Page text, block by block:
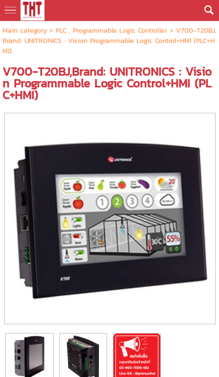
Main category> PLC , Programmable Logic Controller> V700-T20BJ,
Brand: UNITRONICS : Vision Programmable Logic Control+HMI (PLC+H
MI)
V700-T20BJ,Brand: UNITRONICS : Visio
n Programmable Logic Control+HMI (PL
C+HMI)